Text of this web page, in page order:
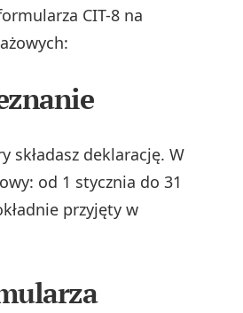
CIT-8 na
składasz deklarację. W
od 1 stycznia do 31
przyjęty w